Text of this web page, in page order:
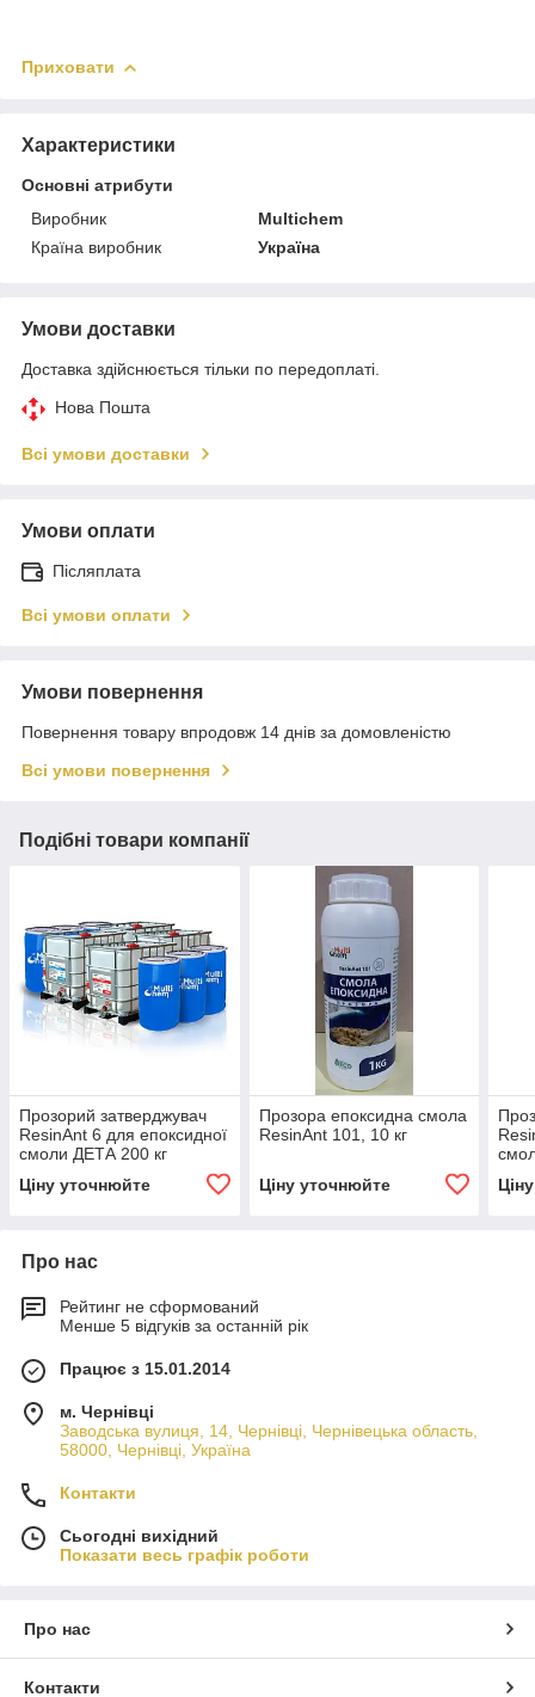
Приховати
Характеристики
Основні атрибути
Виробник
Multichem
Країна виробник
Україна
Умови доставки
Доставка здійснюється тільки по передоплаті.
Нова Пошта
Всі умови доставки
Умови оплати
Післяплата
Всі умови оплати
Умови повернення
Повернення товару впродовж 14 днів за домовленістю
Всі умови повернення
Подібні товари компанії
Прозорий затверджувач
ResinAnt 6 для епоксидної
смоли ДЕТА 200 кг
Ціну уточнюйте
Прозора епоксидна смола
ResinAnt 101, 10 кг
Ціну уточнюйте
Про нас
Рейтинг не сформований
Менше 5 відгуків за останній рік
Працює з 15.01.2014
м. Чернівці
Заводська вулиця, 14, Чернівці, Чернівецька область,
58000, Чернівці, Україна
Контакти
Сьогодні вихідний
Показати весь графік роботи
Про нас
Контакти